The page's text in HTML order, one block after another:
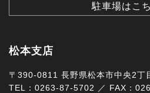
駐車場はこ
松本支店
〒390-0811 長野県松本市中央2丁
TEL：0263-87-5702 ／ FAX：